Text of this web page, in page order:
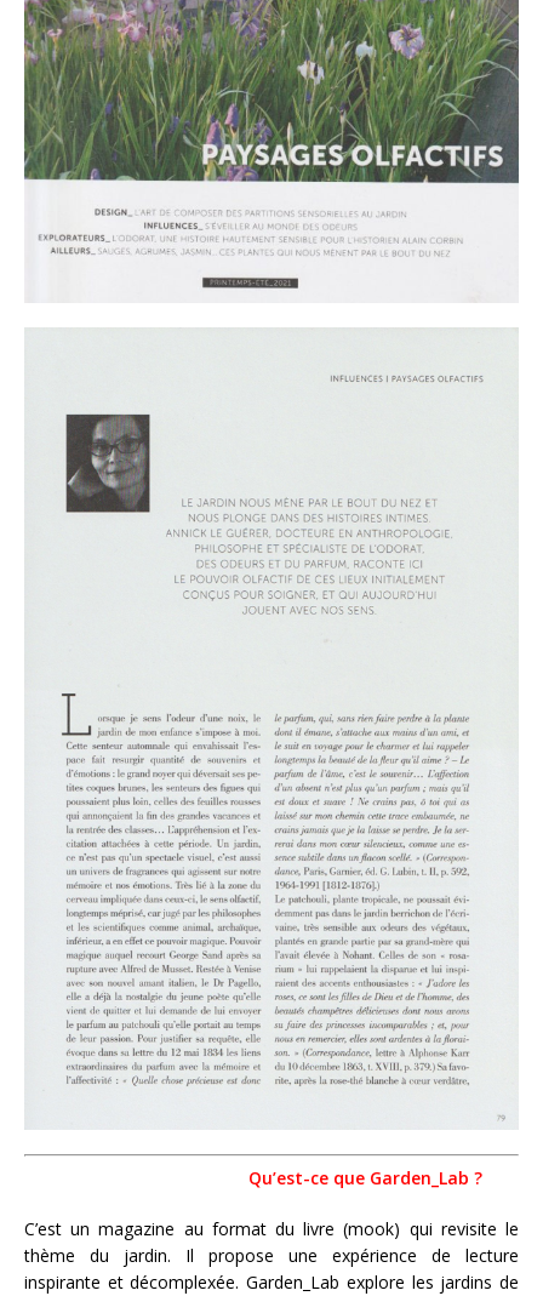
Qu’est-ce que Garden_Lab ?
C’est un magazine au format du livre (mook) qui revisite le
thème du jardin. Il propose une expérience de lecture
inspirante et décomplexée. Garden_Lab explore les jardins de